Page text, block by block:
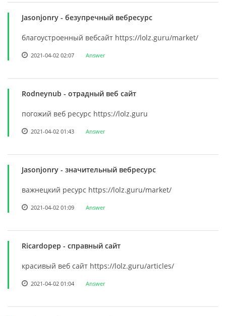
Jasonjonry - безупречный вебресурс
благоустроенный вебсайт https://lolz.guru/market/
2021-04-02 02:07 Answer
Rodneynub - отрадный веб сайт
погожий веб ресурс https://lolz.guru
2021-04-02 01:43 Answer
Jasonjonry - значительный вебресурс
важнецкий ресурс https://lolz.guru/market/
2021-04-02 01:09 Answer
Ricardopep - справный сайт
красивый веб сайт https://lolz.guru/articles/
2021-04-02 01:04 Answer